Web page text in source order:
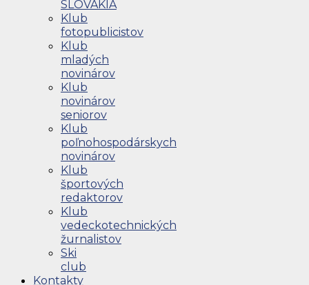
SLOVAKIA
Klub
fotopublicistov
Klub
mladých
novinárov
Klub
novinárov
seniorov
Klub
poľnohospodárskych
novinárov
Klub
športových
redaktorov
Klub
vedeckotechnických
žurnalistov
Ski
club
Kontakty